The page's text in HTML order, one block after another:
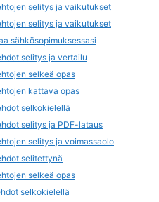
selitys ja vaikutukset
selitys ja vaikutukset
sähkösopimuksessasi
selitys ja vertailu
selkeä opas
kattava opas
selkokielellä
selitys ja PDF-lataus
selitys ja voimassaolo
selitettynä
selkeä opas
selkokielellä